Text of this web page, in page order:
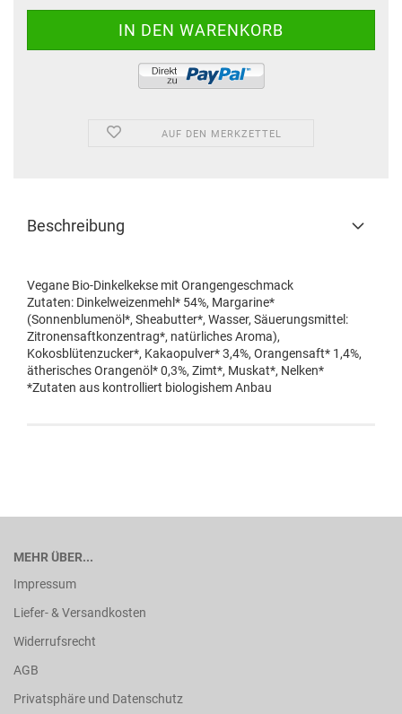
AUF DEN MERKZETTEL
Beschreibung
Vegane Bio-Dinkelkekse mit Orangengeschmack
Zutaten: Dinkelweizenmehl* 54%, Margarine*
(Sonnenblumenöl*, Sheabutter*, Wasser, Säuerungsmittel:
Zitronensaftkonzentrag*, natürliches Aroma),
Kokosblütenzucker*, Kakaopulver* 3,4%, Orangensaft* 1,4%,
ätherisches Orangenöl* 0,3%, Zimt*, Muskat*, Nelken*
*Zutaten aus kontrolliert biologishem Anbau
MEHR ÜBER...
Impressum
Liefer- & Versandkosten
Widerrufsrecht
AGB
Privatsphäre und Datenschutz